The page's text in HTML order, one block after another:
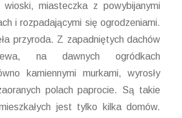
miasteczka z powybijanymi
i rozpadającymi się ogrodzeniami.
przyroda. Z zapadniętych dachów
na dawnych ogródkach
kamiennymi murkami, wyrosły
polach paprocie. Są takie
jest tylko kilka domów.